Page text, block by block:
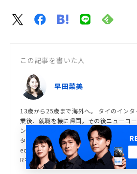
この記事を書いた人
早田菜美
13歳から25歳まで海外へ。 タイのイン
業後、就職を機に帰国。その後ニューヨ
ンにてイベント制作や広報を担当したの
タートアップ企業で広報室立ち上げを経
echnologiesにて、海外向けPRやプロダ
Rを担当。